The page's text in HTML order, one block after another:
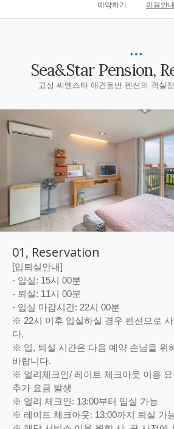
예약하기 이용안내
Sea&Star Pension,
고성 씨엔스타 애견동반 펜션의 객실
01, Reservation
[입퇴실안내]
- 입실: 15시 00분
- 퇴실: 11시 00분
- 입실 마감시간: 22시 00분
※ 22시 이후 입실하실 경우 펜션으로
다.
※ 입, 퇴실 시간은 다음 예약 손님을 위
바랍니다.
※ 얼리체크인/ 레이트 체크아웃 이용 요
추가 요금 발생
※ 얼리 체크인: 13:00부터 입실 가능
※ 레이트 체크아웃: 13:00까지 퇴실 가